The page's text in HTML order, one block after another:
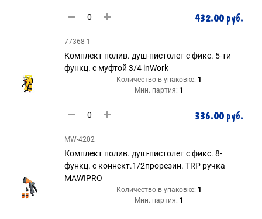
432.00 руб.
77368-1
Комплект полив. душ-пистолет с фикс. 5-ти
функц. с муфтой 3/4 inWork
Количество в упаковке: 1
Мин. партия: 1
336.00 руб.
MW-4202
Комплект полив. душ-пистолет с фикс. 8-
функц. с коннект.1/2прорезин. TRP ручка
MAWIPRO
Количество в упаковке: 1
Мин. партия: 1